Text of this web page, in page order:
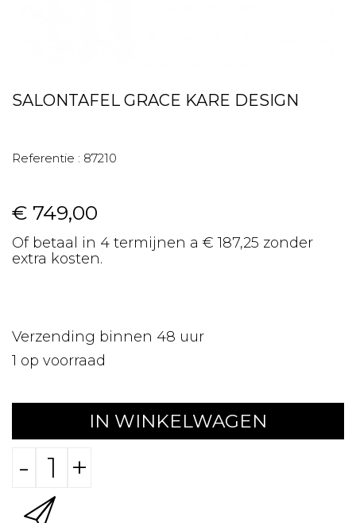
SALONTAFEL GRACE KARE DESIGN
Referentie : 87210
€ 749,00
Of betaal in 4 termijnen a € 187,25 zonder
extra kosten.
Verzending binnen 48 uur
1 op voorraad
IN WINKELWAGEN
- +